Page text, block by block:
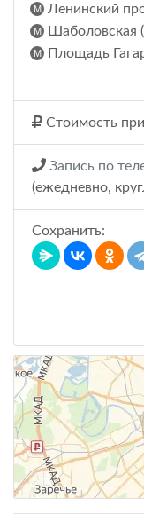
Ленинский
Шаболовская
Площадь
Стоимость
Запись по
(ежедневно,
Сохранить: